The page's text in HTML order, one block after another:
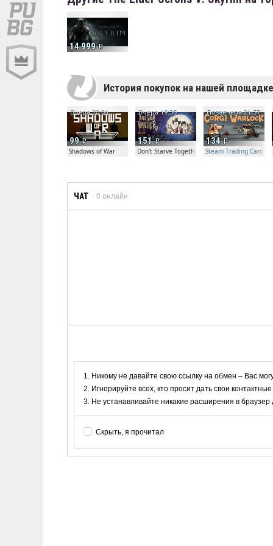
14 999
История покупок на нашей площадке
99
Вчера 20:04
Shadows of War
151
Вчера 19:30
Don't Starve Together
134
Позавчера 21:57
Steam Trading Card
ЧАТ 0 онлайн
Никому не давайте свою ссылку на обмен – Вас
Игнорируйте всех, кто просит дать свои
Не устанавливайте никакие расширения в
Скрыть, я прочитал